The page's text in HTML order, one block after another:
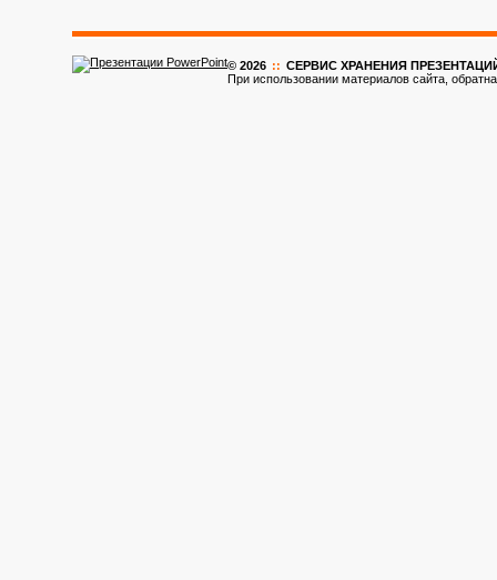
© 2026 :: CЕРВИС ХРАНЕНИЯ ПРЕЗЕНТАЦИЙ
При использовании материалов сайта,